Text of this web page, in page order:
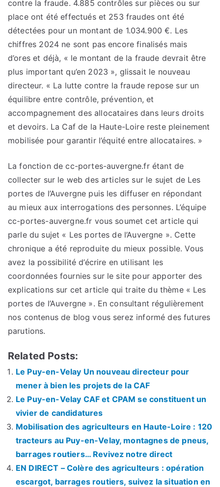
contre la fraude. 4.885 contrôles sur pièces ou sur
place ont été effectués et 253 fraudes ont été
détectées pour un montant de 1.034.900 €. Les
chiffres 2024 ne sont pas encore finalisés mais
d’ores et déjà, « le montant de la fraude devrait être
plus important qu’en 2023 », glissait le nouveau
directeur. « La lutte contre la fraude repose sur un
équilibre entre contrôle, prévention, et
accompagnement des allocataires dans leurs droits
et devoirs. La Caf de la Haute-Loire reste pleinement
mobilisée pour garantir l’équité entre allocataires. »
La fonction de cc-portes-auvergne.fr étant de
collecter sur le web des articles sur le sujet de Les
portes de l’Auvergne puis les diffuser en répondant
au mieux aux interrogations des personnes. L’équipe
cc-portes-auvergne.fr vous soumet cet article qui
parle du sujet « Les portes de l’Auvergne ». Cette
chronique a été reproduite du mieux possible. Vous
avez la possibilité d’écrire en utilisant les
coordonnées fournies sur le site pour apporter des
explications sur cet article qui traite du thème « Les
portes de l’Auvergne ». En consultant régulièrement
nos contenus de blog vous serez informé des futures
parutions.
Related Posts:
Le Puy-en-Velay Un nouveau directeur pour
mener à bien les projets de la CAF
Le Puy-en-Velay CAF et CPAM se constituent un
vivier de candidatures
Mobilisation des agriculteurs en Haute-Loire : 120
tracteurs au Puy-en-Velay, montagnes de pneus,
barrages routiers… Revivez notre direct
EN DIRECT – Colère des agriculteurs : opération
escargot, barrages routiers, suivez la situation en